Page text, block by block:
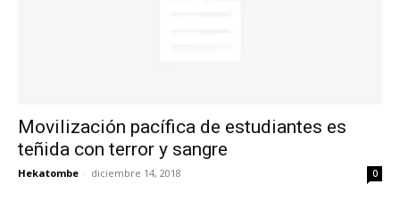
Movilización pacífica de estudiantes es
teñida con terror y sangre
Hekatombe - diciembre 14, 2018 0